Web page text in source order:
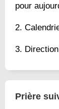
pour
Prière